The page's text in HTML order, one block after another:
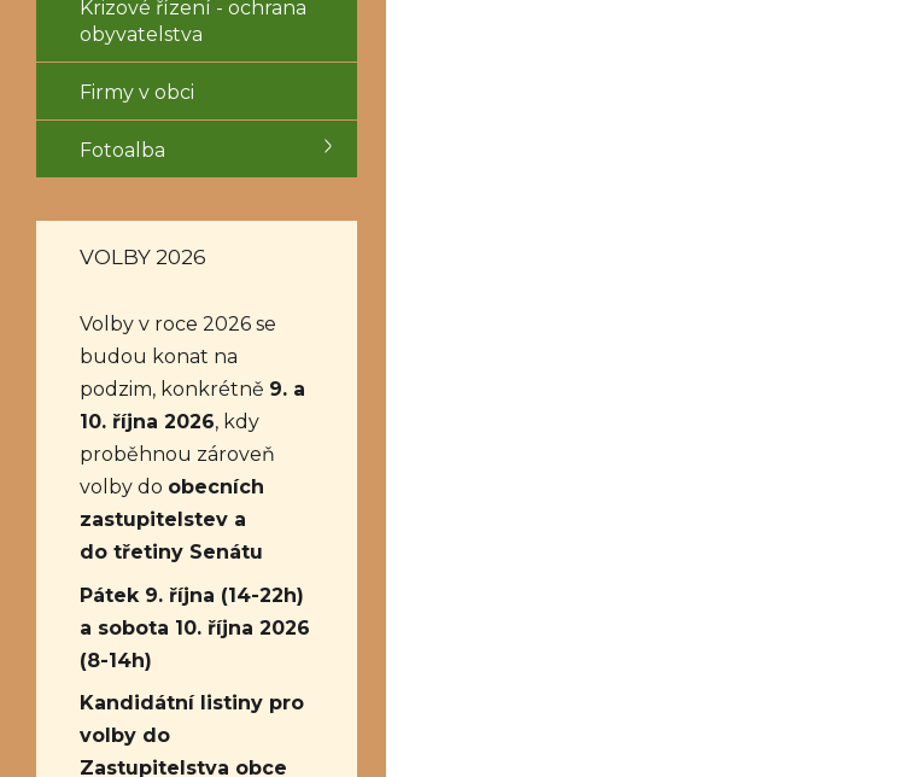
Krizové řízení - ochrana
obyvatelstva
Firmy v obci
Fotoalba
VOLBY 2026
Volby v roce 2026 se
budou konat na
podzim, konkrétně 9. a
10. října 2026, kdy
proběhnou zároveň
volby do obecních
zastupitelstev a
do třetiny Senátu
Pátek 9. října (14-22h)
a sobota 10. října 2026
(8-14h)
Kandidátní listiny pro
volby do
Zastupitelstva obce